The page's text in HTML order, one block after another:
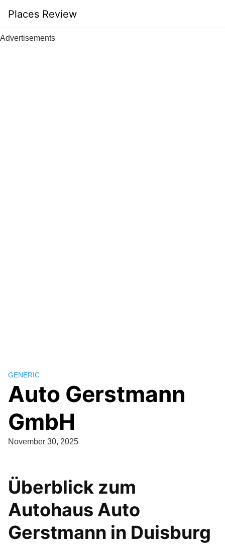
content
Places Review
Advertisements
GENERIC
Auto Gerstmann
GmbH
November 30, 2025
Überblick zum
Autohaus Auto
Gerstmann in Duisburg